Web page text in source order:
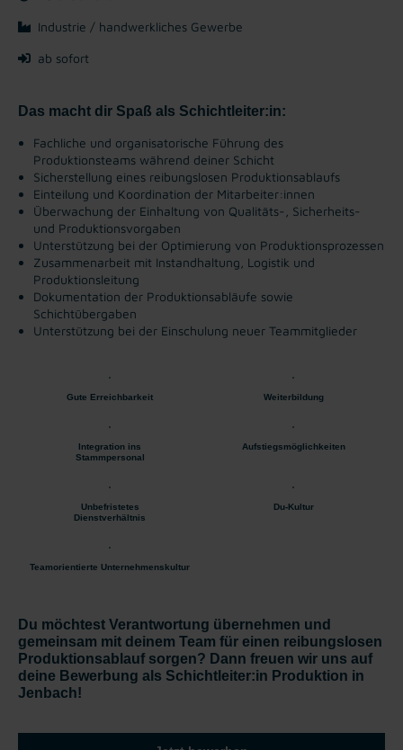
Industrie / handwerkliches Gewerbe
ab sofort
Das macht dir Spaß als Schichtleiter:in:
Fachliche und organisatorische Führung des
Produktionsteams während deiner Schicht
Sicherstellung eines reibungslosen Produktionsablaufs
Einteilung und Koordination der Mitarbeiter:innen
Überwachung der Einhaltung von Qualitäts-, Sicherheits-
und Produktionsvorgaben
Unterstützung bei der Optimierung von Produktionsprozessen
Zusammenarbeit mit Instandhaltung, Logistik und
Produktionsleitung
Dokumentation der Produktionsabläufe sowie
Schichtübergaben
Unterstützung bei der Einschulung neuer Teammitglieder
Gute Erreichbarkeit Weiterbildung
Integration ins
Stammpersonal
Aufstiegsmöglichkeiten
Unbefristetes
Dienstverhältnis
Du-Kultur
Teamorientierte Unternehmenskultur
Du möchtest Verantwortung übernehmen und
gemeinsam mit deinem Team für einen reibungslosen
Produktionsablauf sorgen? Dann freuen wir uns auf
deine Bewerbung als Schichtleiter:in Produktion in
Jenbach!